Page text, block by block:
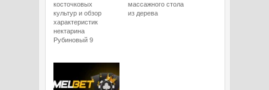
косточковых
культур и обзор
характеристик
нектарина
Рубиновый 9
массажного стола
из дерева